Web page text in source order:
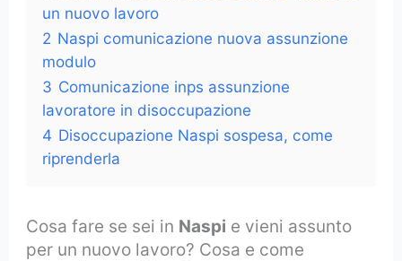
un nuovo lavoro
2 Naspi comunicazione nuova assunzione
modulo
3 Comunicazione inps assunzione
lavoratore in disoccupazione
4 Disoccupazione Naspi sospesa, come
riprenderla
Cosa fare se sei in Naspi e vieni assunto
per un nuovo lavoro? Cosa e come